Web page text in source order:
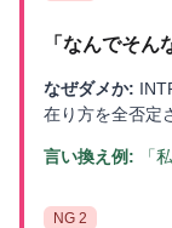
「 なんでそん
なぜダメか:
在り方を全否定
言い換え例: 「
NG 2